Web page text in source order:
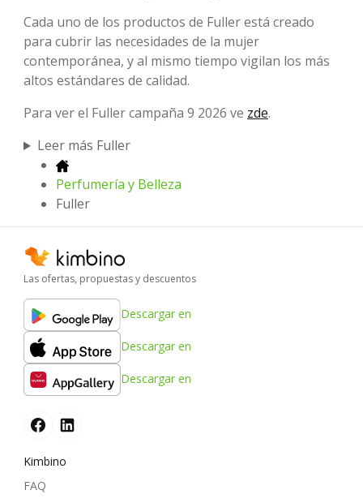
Cada uno de los productos de Fuller está creado
para cubrir las necesidades de la mujer
contemporánea, y al mismo tiempo vigilan los más
altos estándares de calidad.
Para ver el Fuller campaña 9 2026 ve zde.
Leer más Fuller
Perfumería y Belleza
Fuller
Las ofertas, propuestas y descuentos
Descargar en
Descargar en
Descargar en
Kimbino
FAQ